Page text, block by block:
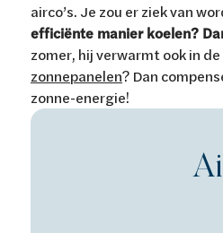
airco’s. Je zou er ziek van
efficiënte manier koelen?
zomer, hij verwarmt ook in
zonnepanelen? Dan
zonne-energie!